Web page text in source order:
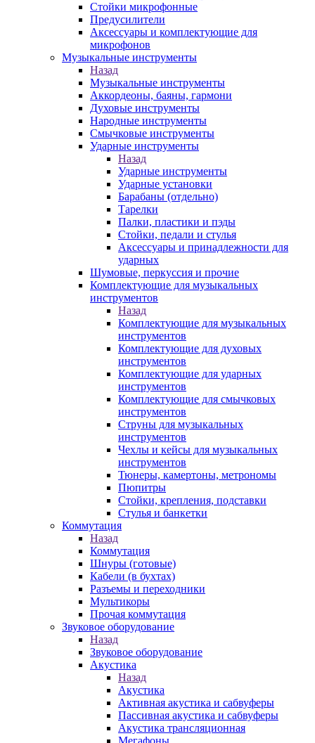
Стойки микрофонные
Предусилители
Аксессуары и комплектующие для
микрофонов
Музыкальные инструменты
Назад
Музыкальные инструменты
Аккордеоны, баяны, гармони
Духовые инструменты
Народные инструменты
Смычковые инструменты
Ударные инструменты
Назад
Ударные инструменты
Ударные установки
Барабаны (отдельно)
Тарелки
Палки, пластики и пэды
Стойки, педали и стулья
Аксессуары и принадлежности для
ударных
Шумовые, перкуссия и прочие
Комплектующие для музыкальных
инструментов
Назад
Комплектующие для музыкальных
инструментов
Комплектующие для духовых
инструментов
Комплектующие для ударных
инструментов
Комплектующие для смычковых
инструментов
Струны для музыкальных
инструментов
Чехлы и кейсы для музыкальных
инструментов
Тюнеры, камертоны, метрономы
Пюпитры
Стойки, крепления, подставки
Стулья и банкетки
Коммутация
Назад
Коммутация
Шнуры (готовые)
Кабели (в бухтах)
Разъемы и переходники
Мультикоры
Прочая коммутация
Звуковое оборудование
Назад
Звуковое оборудование
Акустика
Назад
Акустика
Активная акустика и сабвуферы
Пассивная акустика и сабвуферы
Акустика трансляционная
Мегафоны